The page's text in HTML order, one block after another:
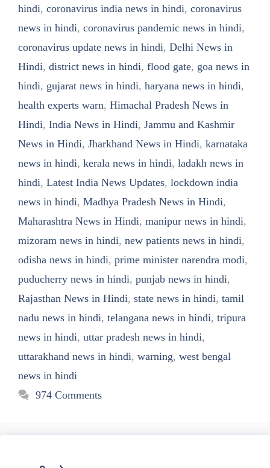
hindi, coronavirus india news in hindi, coronavirus
news in hindi, coronavirus pandemic news in hindi,
coronavirus update news in hindi, Delhi News in
Hindi, district news in hindi, flood gate, goa news in
hindi, gujarat news in hindi, haryana news in hindi,
health experts warn, Himachal Pradesh News in
Hindi, India News in Hindi, Jammu and Kashmir
News in Hindi, Jharkhand News in Hindi, karnataka
news in hindi, kerala news in hindi, ladakh news in
hindi, Latest India News Updates, lockdown india
news in hindi, Madhya Pradesh News in Hindi,
Maharashtra News in Hindi, manipur news in hindi,
mizoram news in hindi, new patients news in hindi,
odisha news in hindi, prime minister narendra modi,
puducherry news in hindi, punjab news in hindi,
Rajasthan News in Hindi, state news in hindi, tamil
nadu news in hindi, telangana news in hindi, tripura
news in hindi, uttar pradesh news in hindi,
uttarakhand news in hindi, warning, west bengal
news in hindi
974 Comments